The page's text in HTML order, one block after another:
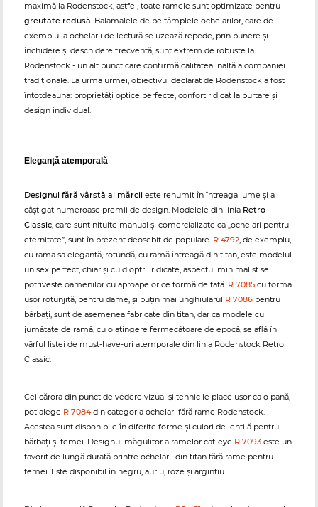
maximă la Rodenstock, astfel, toate ramele sunt optimizate pentru
greutate redusă. Balamalele de pe tâmplele ochelarilor, care de
exemplu la ochelarii de lectură se uzează repede, prin punere și
închidere și deschidere frecventă, sunt extrem de robuste la
Rodenstock - un alt punct care confirmă calitatea înaltă a companiei
tradiționale. La urma urmei, obiectivul declarat de Rodenstock a fost
întotdeauna: proprietăți optice perfecte, confort ridicat la purtare și
design individual.
Eleganță atemporală
Designul fără vârstă al mărcii este renumit în întreaga lume și a
câștigat numeroase premii de design. Modelele din linia Retro
Classic, care sunt nituite manual și comercializate ca „ochelari pentru
eternitate”, sunt în prezent deosebit de populare. R 4792, de exemplu,
cu rama sa elegantă, rotundă, cu ramă întreagă din titan, este modelul
unisex perfect, chiar și cu dioptrii ridicate, aspectul minimalist se
potrivește oamenilor cu aproape orice formă de față. R 7085 cu forma
ușor rotunjită, pentru dame, și puțin mai unghiularul R 7086 pentru
bărbați, sunt de asemenea fabricate din titan, dar ca modele cu
jumătate de ramă, cu o atingere fermecătoare de epocă, se află în
vârful listei de must-have-uri atemporale din linia Rodenstock Retro
Classic.
Cei cărora din punct de vedere vizual și tehnic le place ușor ca o pană,
pot alege R 7084din categoria ochelari fără rame Rodenstock.
Acestea sunt disponibile în diferite forme și culori de lentilă pentru
bărbați și femei. Designul măgulitor a ramelor cat-eye R 7093 este un
favorit de lungă durată printre ochelarii din titan fără rame pentru
femei. Este disponibil în negru, auriu, roze și argintiu.